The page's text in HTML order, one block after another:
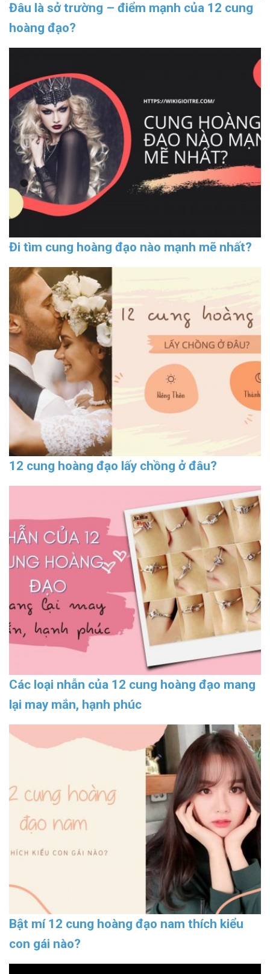
Đâu là sở trường – điểm mạnh của 12 cung
hoàng đạo?
Đi tìm cung hoàng đạo nào mạnh mẽ nhất?
12 cung hoàng đạo lấy chồng ở đâu?
Các loại nhẫn của 12 cung hoàng đạo mang
lại may mắn, hạnh phúc
Bật mí 12 cung hoàng đạo nam thích kiểu
con gái nào?